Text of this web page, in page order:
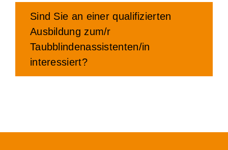
Sind Sie an einer qualifizierten
Ausbildung zum/r
Taubblindenassistenten/in
interessiert?